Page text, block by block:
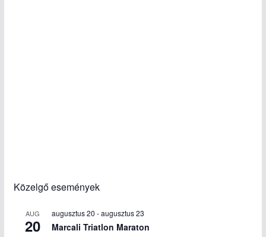
Közelgő események
AUG
20
augusztus 20 -augusztus 23
Marcali Triatlon Maraton